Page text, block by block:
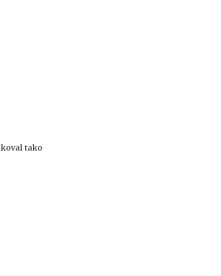
tako